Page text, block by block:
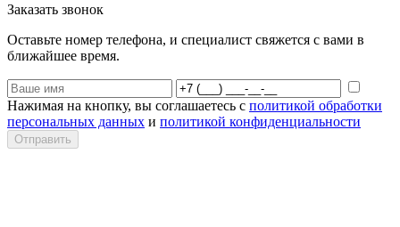
Заказать звонок
Оставьте номер телефона, и специалист свяжется с вами в
ближайшее время.
Нажимая на кнопку, вы соглашаетесь с политикой обработки
персональных данных и политикой конфиденциальности
Отправить